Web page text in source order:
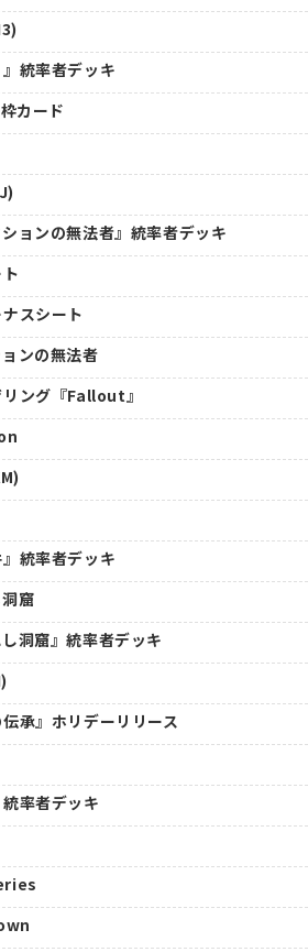
』統率者デッキ
カード
ションの無法者』統率者デッキ
スシート
ンの無法者
ング『Fallout』
』統率者デッキ
窟
洞窟』統率者デッキ
承』ホリデーリリース
率者デッキ